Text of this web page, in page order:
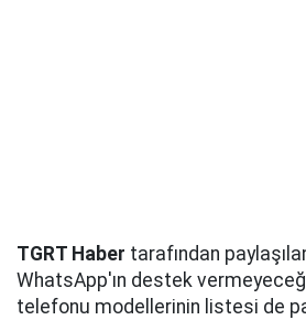
TGRT Haber tarafından
WhatsApp'ın destek
telefonu modellerinin listesi de